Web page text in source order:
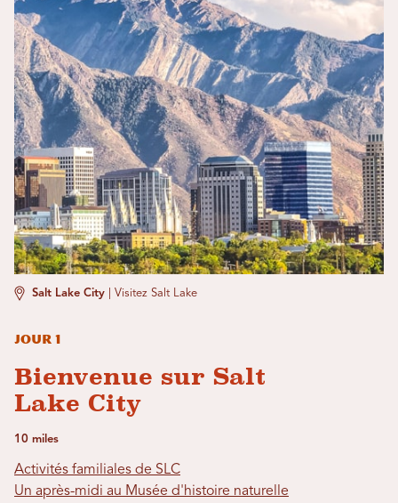
Salt Lake City Visitez Salt Lake
Jour 1
Bienvenue sur Salt
Lake City
10 miles
Activités familiales de SLC
Un après-midi au Musée d'histoire naturelle